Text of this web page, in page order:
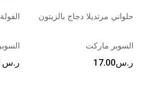
دجاج بالزيتون الفولة سلامي مدخن
السوبر ماركت